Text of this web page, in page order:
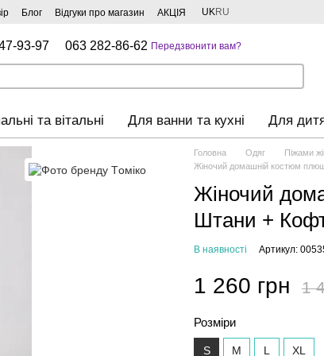
Блог Відгуки про магазин АКЦІЯ UKRU
93-97 063 282-86-62 Передзвонити вам?
та вітальні Для ванни та кухні Для
Головна Одяг Піжами
Жіночий домашній костюм
Жіночий
Штани +
В наявності Артикул:
1 260 грн 1
Розміри
S M L XL